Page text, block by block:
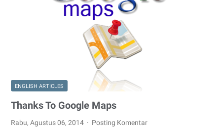
ENGLISH ARTICLES
Thanks To Google Maps
Rabu, Agustus 06, 2014 Posting Komentar